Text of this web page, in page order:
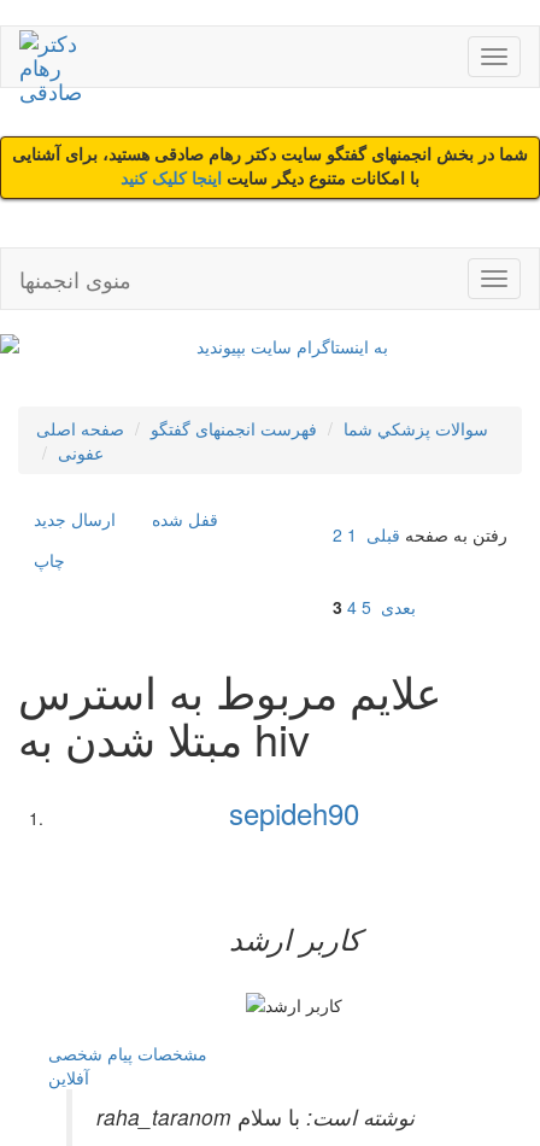
شما در بخش انجمنهای گفتگو سایت دکتر رهام صادقی هستید، برای آشنایی
با امکانات متنوع دیگر سایت اینجا کلیک کنید
منوی انجمنها
صفحه اصلی فهرست انجمنهای گفتگو
سوالات پزشکي شما
عفونی
ارسال جديد
قفل شده
چاپ
رفتن به صفحه قبلی 1
2
3 4 5 بعدی
علایم مربوط به استرس
مبتلا شدن به hiv
sepideh90
کاربر ارشد
مشخصات پیام شخصی
آفلاين
raha_taranom نوشته است: با سلام